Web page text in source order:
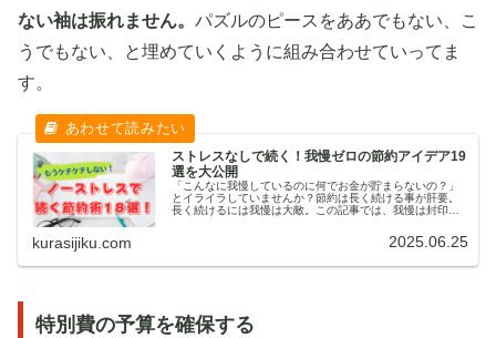
ない袖は振れません。 パズルのピースをああでもない、こ
うでもない、と埋めていくように組み合わせていってま
す。
ストレスなしで続く！我慢ゼロの節約アイデア19
選を大公開
「こんなに我慢しているのに何でお金が貯まらないの？」
とイライラしていませんか？節約は長く続ける事が肝要。
長く続けるには我慢は大敵。この記事では、我慢は封印。
法を紹介しています。勝手にお金が貯まる家計にしません
kurasijiku.com 2025.06.25
特別費の予算を確保する